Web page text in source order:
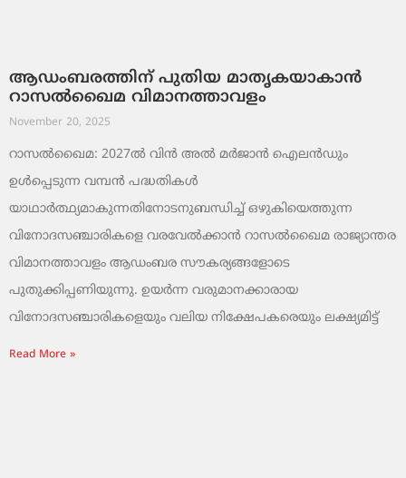
ആഡംബരത്തിന് പുതിയ മാതൃകയാകാൻ
റാസൽഖൈമ വിമാനത്താവളം
November 20, 2025
റാസൽഖൈമ: 2027ൽ വിൻ അൽ മർജാൻ ഐലൻഡും
ഉൾപ്പെടുന്ന വമ്പൻ പദ്ധതികൾ
യാഥാർത്ഥ്യമാകുന്നതിനോടനുബന്ധിച്ച് ഒഴുകിയെത്തുന്ന
വിനോദസഞ്ചാരികളെ വരവേൽക്കാൻ റാസൽഖൈമ രാജ്യാന്തര
വിമാനത്താവളം ആഡംബര സൗകര്യങ്ങളോടെ
പുതുക്കിപ്പണിയുന്നു. ഉയർന്ന വരുമാനക്കാരായ
വിനോദസഞ്ചാരികളെയും വലിയ നിക്ഷേപകരെയും ലക്ഷ്യമിട്ട്
Read More »